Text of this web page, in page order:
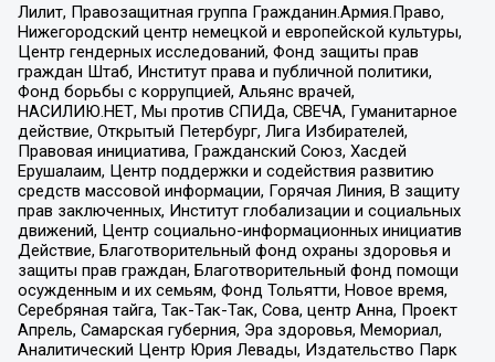
Лилит, Правозащитная группа Гражданин.Армия.Право,
Нижегородский центр немецкой и европейской культуры,
Центр гендерных исследований, Фонд защиты прав
граждан Штаб, Институт права и публичной политики,
Фонд борьбы с коррупцией, Альянс врачей,
НАСИЛИЮ.НЕТ, Мы против СПИДа, СВЕЧА, Гуманитарное
действие, Открытый Петербург, Лига Избирателей,
Правовая инициатива, Гражданский Союз, Хасдей
Ерушалаим, Центр поддержки и содействия развитию
средств массовой информации, Горячая Линия, В защиту
прав заключенных, Институт глобализации и социальных
движений, Центр социально-информационных инициатив
Действие, Благотворительный фонд охраны здоровья и
защиты прав граждан, Благотворительный фонд помощи
осужденным и их семьям, Фонд Тольятти, Новое время,
Серебряная тайга, Так-Так-Так, Сова, центр Анна, Проект
Апрель, Самарская губерния, Эра здоровья, Мемориал,
Аналитический Центр Юрия Левады, Издательство Парк